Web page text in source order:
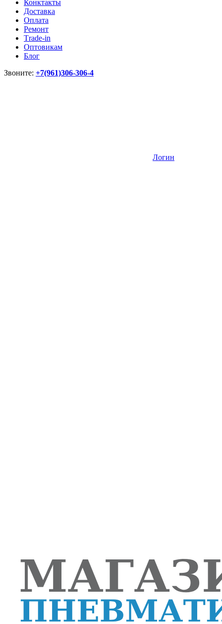
Конктакты
Доставка
Оплата
Ремонт
Тrade-in
Оптовикам
Блог
Звоните: +7(961)306-306-4
Логин